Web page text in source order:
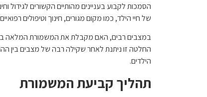
הסמכות לקבוע בעניינים מהותיים הקשורים לגידול
של חיי הילד, כמו מקום מגורים, חינוך וטיפולים
במצבים רבים, האם מקבלת את המשמורת המלאה בשל
החלטה זו ניתנת לאחר שקילה רבה של מצבים בין
הילדים.
תהליך קביעת המשמורת